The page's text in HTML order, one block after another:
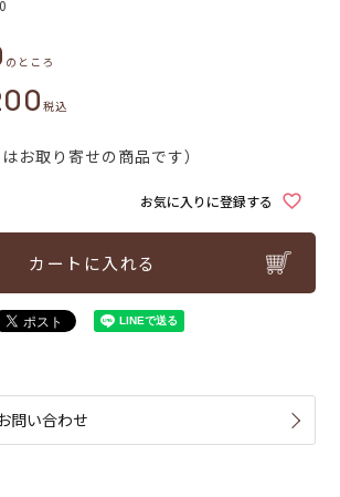
のところ
税込
お取り寄せの商品です）
お気に入りに登録する
カートに入れる
問い合わせ